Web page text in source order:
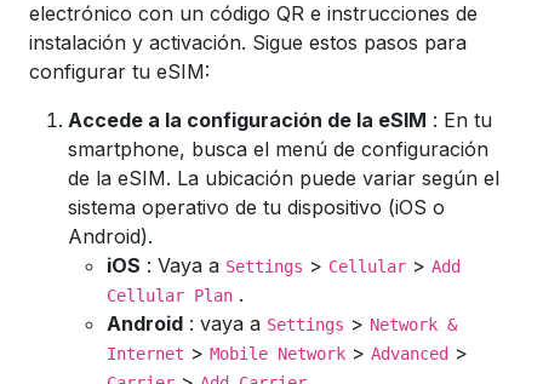
electrónico con un código QR e instrucciones de
instalación y activación. Sigue estos pasos para
configurar tu eSIM:
Accede a la configuración de la eSIM : En tu
smartphone, busca el menú de configuración
de la eSIM. La ubicación puede variar según el
sistema operativo de tu dispositivo (iOS o
Android).
iOS : Vaya a Settings > Cellular > Add
Cellular Plan .
Android : vaya a Settings > Network &
Internet > Mobile Network > Advanced >